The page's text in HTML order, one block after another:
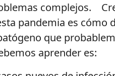
complejos.
pandemia es cómo
que
aprender es: